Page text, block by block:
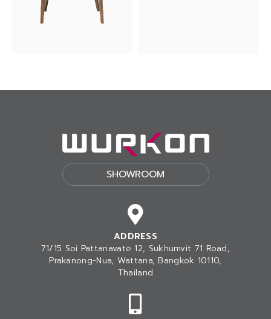
SHOWROOM
ADDRESS
71/15 Soi Pattanavate 12, Sukhumvit 71 Road,
Prakanong-Nua, Wattana, Bangkok 10110,
Thailand